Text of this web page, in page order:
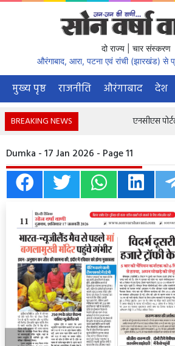
दो राज्य | चार संस्करण
औरंगाबाद, आरा, पटना एवं रांची (झारखंड) से
मुख्य पृष्ठ राजनीति औरंगाबाद देश
BREAKING NEWS एनसीएस
Dumka - 17 Jan 2026 - Page 11